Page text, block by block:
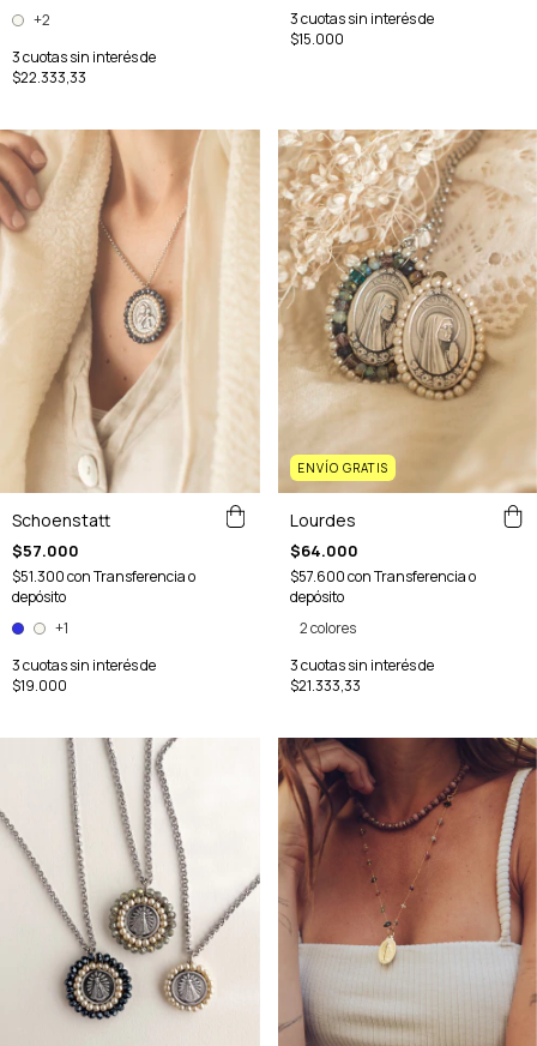
+2
3cuotas sin interés de
$22.333,33
3cuotas sin interés de
$15.000
Schoenstatt
$57.000
$51.300conTransferencia o
depósito
+1
3cuotas sin interés de
$19.000
ENVÍO GRATIS
Lourdes
$64.000
$57.600conTransferencia o
depósito
2 colores
3cuotas sin interés de
$21.333,33